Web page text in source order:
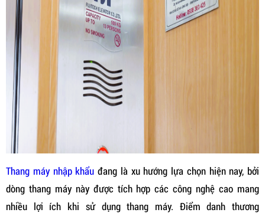
Thang máy nhập khẩu đang là xu hướng lựa chọn hiện nay, bởi
dòng thang máy này được tích hợp các công nghệ cao mang
nhiều lợi ích khi sử dụng thang máy. Điểm danh thương